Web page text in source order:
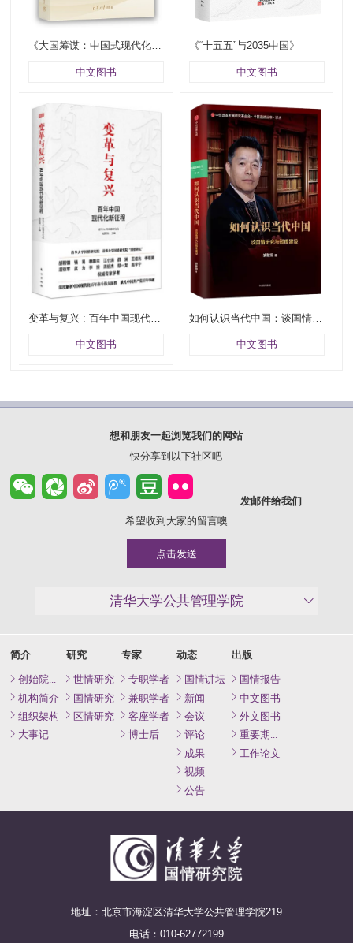
《大国筹谋：中国式现代化的关键十年》
中文图书
《“十五五”与2035中国》
中文图书
中文图书
如何认识当代中国：谈国情研究与智库建设
中文图书
想和朋友一起浏览我们的网站
快分享到以下社区吧
发邮件给我们
希望收到大家的留言噢
点击发送
清华大学公共管理学院
简介
机构简介
组织架构
大事记
研究
世情研究
国情研究
区情研究
专家
专职学者
兼职学者
客座学者
博士后
动态
国情讲坛
新闻
会议
评论
成果
视频
公告
出版
国情报告
中文图书
外文图书
工作论文
地址：北京市海淀区清华大学公共管理学院219
电话：010-62772199